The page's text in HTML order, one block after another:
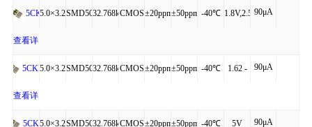
+125℃
细5CK5.0×3.2×1.20SMD5032-32.768kHzCMOS±20ppm±50ppm -40℃
+125℃
1.8V,2.5V,3.3V
90μA
查看详
细
5CKM5.0×3.2×1.20SMD5032-32.768kHzCMOS±20ppm±50ppm -40℃
+85℃
1.62 - 90μA
查看详
细
5CKA5.0×3.2×1.20SMD5032-32.768kHzCMOS±20ppm±50ppm -40℃ 5V 90μA